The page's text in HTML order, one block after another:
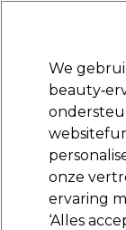
Merken Deals
Na
L'Oréal Professionnel
We
onze
ervaring
‘Alles